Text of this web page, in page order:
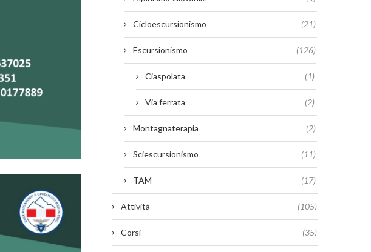
Cicloescursionismo (21)
Escursionismo (126)
Ciaspolata (1)
Via ferrata (2)
Montagnaterapia (2)
Sciescursionismo (11)
TAM (17)
Attività (105)
Corsi (35)